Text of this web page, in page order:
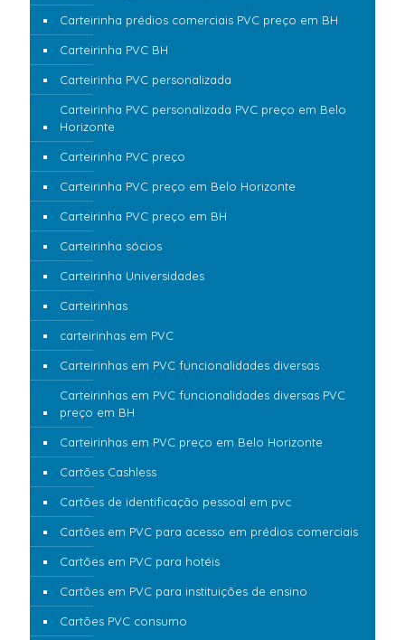
Carteirinha prédios comerciais PVC preço em BH
Carteirinha PVC BH
Carteirinha PVC personalizada
Carteirinha PVC personalizada PVC preço em Belo
Horizonte
Carteirinha PVC preço
Carteirinha PVC preço em Belo Horizonte
Carteirinha PVC preço em BH
Carteirinha sócios
Carteirinha Universidades
Carteirinhas
carteirinhas em PVC
Carteirinhas em PVC funcionalidades diversas
Carteirinhas em PVC funcionalidades diversas PVC
preço em BH
Carteirinhas em PVC preço em Belo Horizonte
Cartões Cashless
Cartões de identificação pessoal em pvc
Cartões em PVC para acesso em prédios comerciais
Cartões em PVC para hotéis
Cartões em PVC para instituições de ensino
Cartões PVC consumo